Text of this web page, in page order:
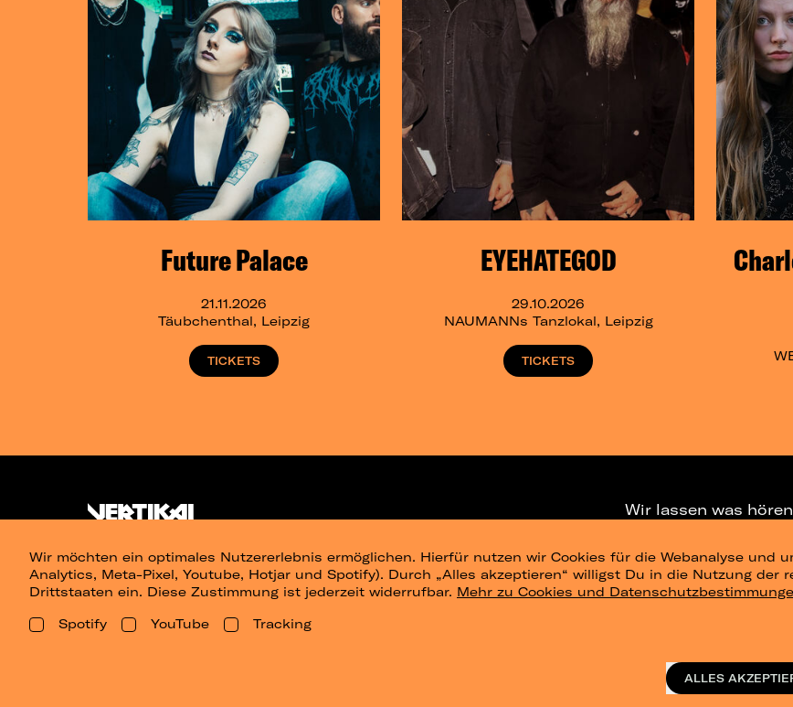
Future Palace
21.11.2026
Täubchenthal, Leipzig
TICKETS
EYEHATEGOD
29.10.2026
NAUMANNs Tanzlokal, Leipzig
TICKETS
Wir möchten ein optimales Nutzererlebnis ermöglichen. Hierfür nutzen wir Cookies für die Webanalyse und
Analytics, Meta-Pixel, Youtube, Hotjar und Spotify). Durch „Alles akzeptieren“ willigst Du in die Nutzung der
Drittstaaten ein. Diese Zustimmung ist jederzeit widerrufbar. Mehr zu Cookies und
Spotify
YouTube Tracking
ALLES
Wir lassen was
NEWSLETTER
Vergangene Shows